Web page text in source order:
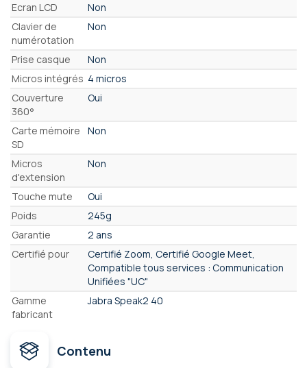
Ecran LCD
Non
Clavier de
numérotation
Non
Prise casque
Non
Micros intégrés 4 micros
Couverture
360°
Oui
Carte mémoire
SD
Non
Micros
d'extension
Non
Touche mute
Oui
Poids
245g
Garantie
2 ans
Certifié pour
Certifié Zoom, Certifié Google Meet,
Compatible tous services : Communication
Unifiées "UC"
Gamme
fabricant
Jabra Speak2 40
Contenu